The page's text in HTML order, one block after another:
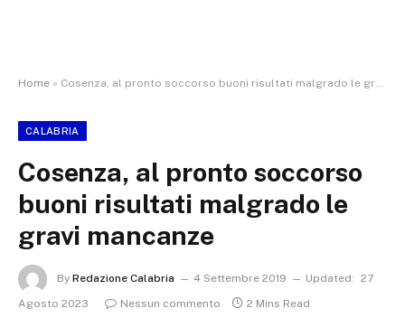
Home » Cosenza, al pronto soccorso buoni risultati malgrado le gravi mancanze
CALABRIA
Cosenza, al pronto soccorso
buoni risultati malgrado le
gravi mancanze
By Redazione Calabria 4 Settembre 2019 Updated: 27
Agosto 2023
Nessun commento 2 Mins Read